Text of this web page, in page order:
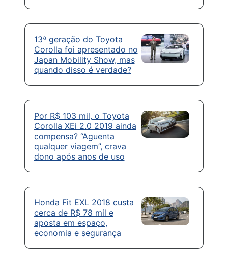
13ª geração do Toyota
Corolla foi apresentado no
Japan Mobility Show, mas
quando disso é verdade?
Por R$ 103 mil, o Toyota
Corolla XEi 2.0 2019 ainda
compensa? “Aguenta
qualquer viagem”, crava
dono após anos de uso
Honda Fit EXL 2018 custa
cerca de R$ 78 mil e
aposta em espaço,
economia e segurança